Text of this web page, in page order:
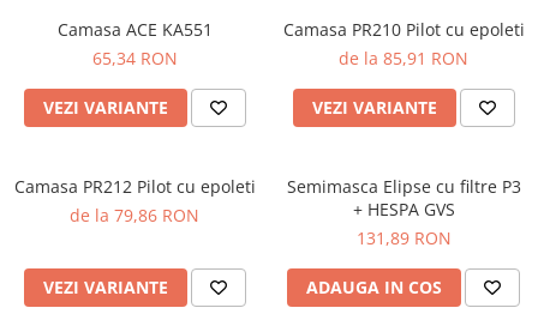
PANTOFI
SANDALE-SABOTI
SOSETE
ACCESORII
MANUSI
Camasa ACE KA551
65,34 RON
VEZI VARIANTE
Camasa PR210 Pilot cu epoleti
de la 85,91 RON
VEZI VARIANTE
Camasa PR212 Pilot cu epoleti
de la 79,86 RON
VEZI VARIANTE
Semimasca Elipse cu filtre P3
+ HESPA GVS
131,89 RON
ADAUGA IN COS